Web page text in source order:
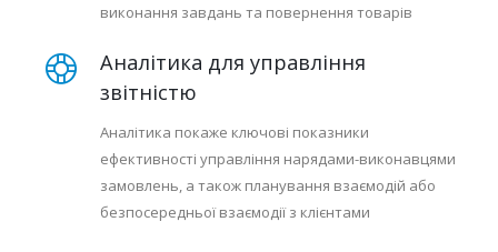
виконання завдань та повернення товарів
Аналітика для управління
звітністю
Аналітика покаже ключові показники
ефективності управління нарядами-виконавцями
замовлень, а також планування взаємодій або
безпосередньої взаємодії з клієнтами